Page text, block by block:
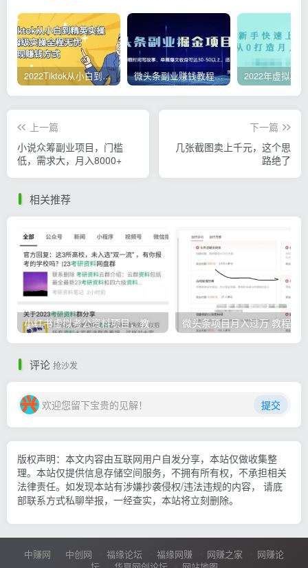
2022Tiktok从小白到精英实操，0-1保姆级实操全程无忧，多种变现赚钱方式 微头条副业赚钱教程，项目单号单天做到50-100+收益
上一篇
小说众筹副业项目，门槛
低，需求大，月入8000+
下一篇
几张截图卖上千元，这个思
路绝了
相关推荐
小红书虚拟考公资料项目，教资项目轻松月入过万的核心玩法
评论 抢沙发
欢迎您留下宝贵的见解！ 提交
版权声明：本文内容由互联网用户自发分享，本站仅做收集整
理。本站仅提供信息存储空间服务，不拥有所有权，不承担相关
法律责任。如发现本站有涉嫌抄袭侵权/违法违规的内容， 请底
部联系方式私聊举报，一经查实，本站将立刻删除。
中赚网 中创网 福缘论坛 福缘网赚 网赚之家
网赚论